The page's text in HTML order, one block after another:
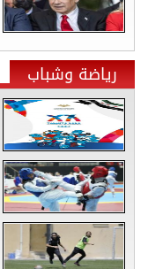
رياضة وشباب